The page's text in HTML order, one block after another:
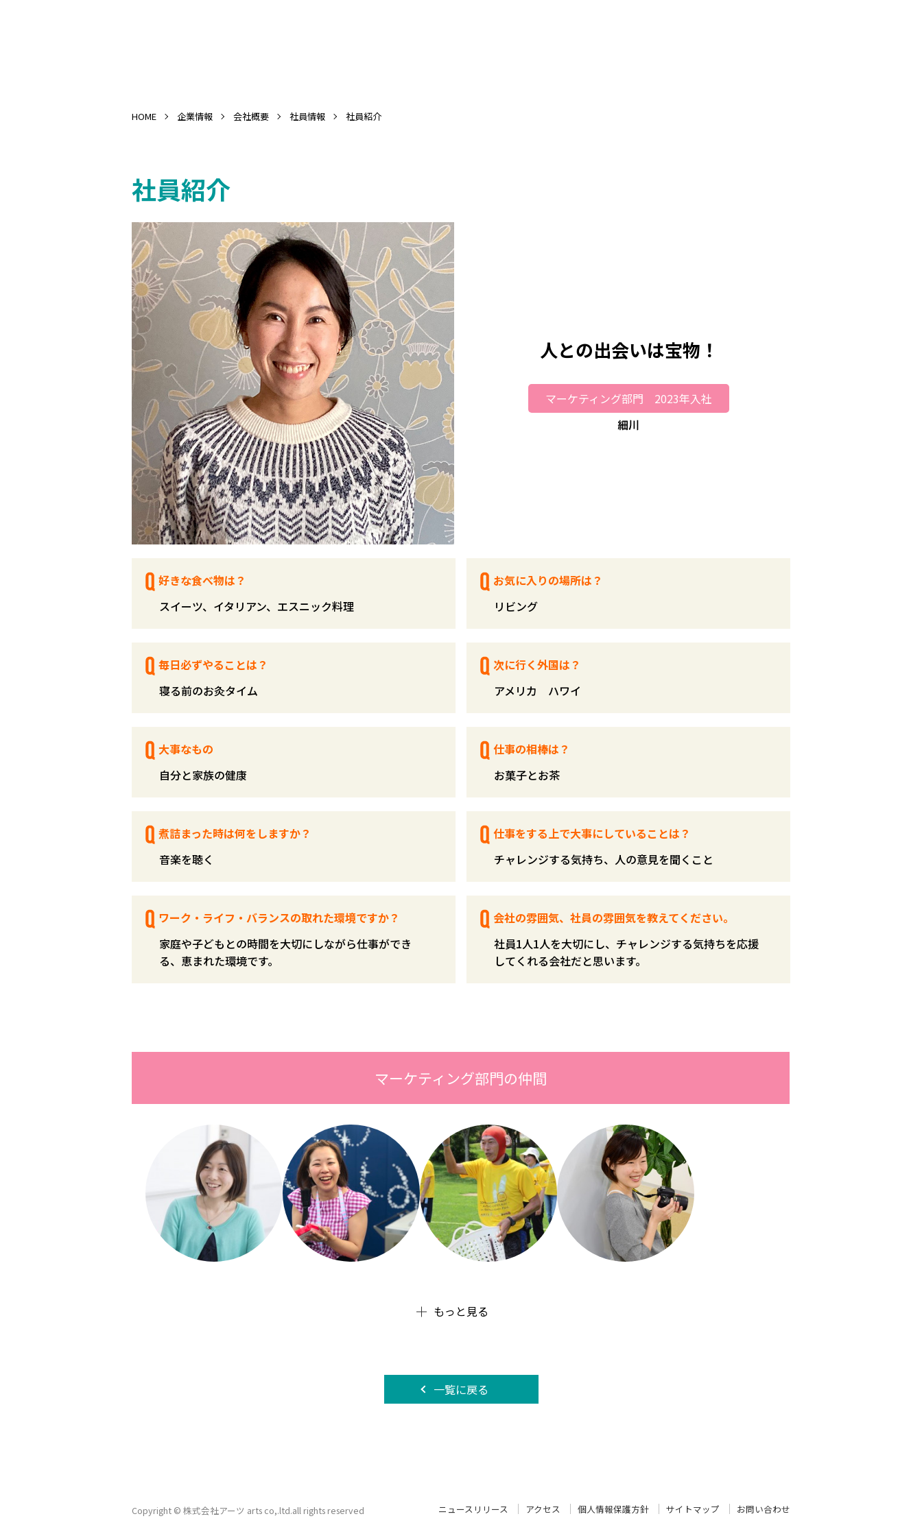
HOME 企業情報 会社概要 社員情報 社員紹介
社員紹介
人との出会いは宝物！
マーケティング部門 2023年入社
好きな食べ物は？
スイーツ、イタリアン、エスニック料理
お気に入りの場所は？
リビング
毎日必ずやることは？
寝る前のお灸タイム
次に行く外国は？
アメリカ ハワイ
大事なもの
自分と家族の健康
仕事の相棒は？
お菓子とお茶
煮詰まった時は何をしますか？
音楽を聴く
仕事をする上で大事にしていることは？
チャレンジする気持ち、人の意見を聞くこと
ワーク・ライフ・バランスの取れた環境ですか？
家庭や子どもとの時間を大切にしながら仕事ができ
る、恵まれた環境です。
会社の雰囲気、社員の雰囲気を教えてください。
社員1人1人を大切にし、チャレンジする気持ちを応援
してくれる会社だと思います。
マーケティング部門の仲間
もっと見る
一覧に戻る
ニュースリリース アクセス 個人情報保護方針 サイトマップ お問い合わせ
Copyright © 株式会社アーツ arts co,.ltd.all rights reserved